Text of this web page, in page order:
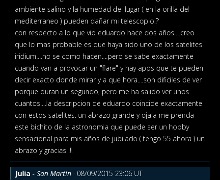
ambiente salino y la humedad del lugar ( en la orilla del
mediterraneo ) pueden dañar mi telescopio.?
con respecto a lo que vio eduardo hace dos años....creo
que lo mas probable es que haya sido uno de los satelites
iridium....no se como hacen....pero se sabe exactamente
cuando van a provocar un "flare" y hay apps que te pueden
decir exacto donde mirar y a que hora....son dificiles de ver
porque duran un segundo, pero me ha salido ver unos
cuantos....la descripcion de eduardo coincide exactamente
con estos satelites. un abrazo grande y ojala me prenda
este bichito de la astronomia que puede ser un hobby
sensacional para mis años de jubilado ( tengo 55 ahora ) un
abrazo y gracias !!!
Julia - San Martin · 08/09/2015 23:06 UT